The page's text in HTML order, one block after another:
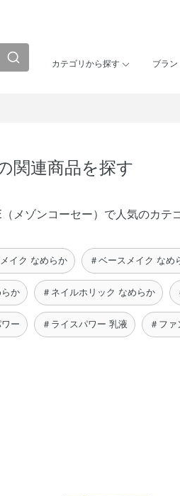
カテゴリから探す ブラ
関連商品を探す
メゾンコーセー）で人気のカ
イク なめらか ＃ベースメイク なめ
か ＃ネイルホリック なめらか
ー ＃ライスパワー 乳液 ＃フ